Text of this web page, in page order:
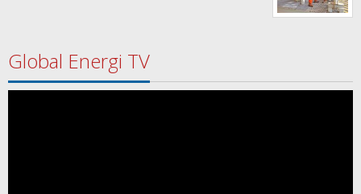
Global Energi TV